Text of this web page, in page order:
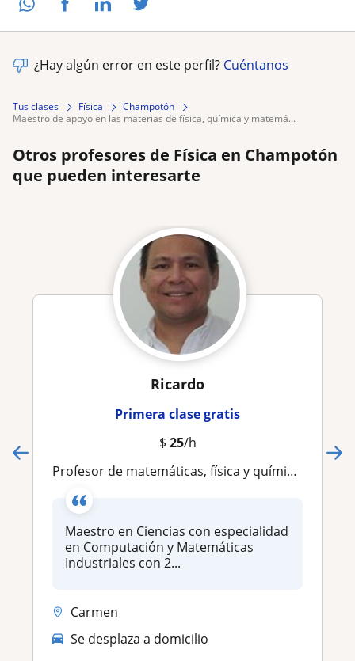
¿Hay algún error en este perfil? Cuéntanos
Tus clases Física
Champotón
maestro de apoyo en las materias de física, química y matemá...
Otros profesores de Física en Champotón
que pueden interesarte
Ricardo
Primera clase gratis
$ 25/h
Profesor de matemáticas, física y química con magníficos resultados
Maestro en Ciencias con especialidad
en Computación y Matemáticas
Industriales con 2...
Carmen
Se desplaza a domicilio